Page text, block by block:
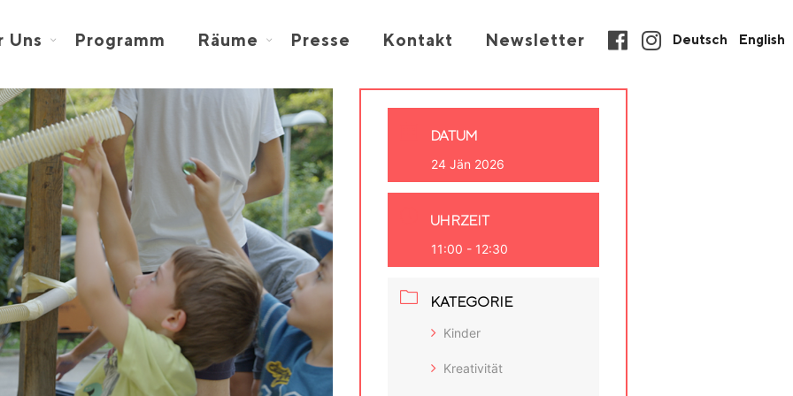
Uns Programm Räume Presse Kontakt Newsletter Deutsch English
DATUM
24 Jän 2026
UHRZEIT
11:00 - 12:30
KATEGORIE
Kinder
Kreativität